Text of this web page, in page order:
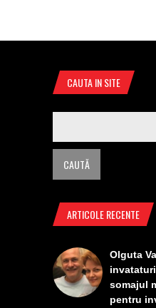
CAUTA IN SITE
ARTICOLE RECENTE
Olguta
somajul
pentru